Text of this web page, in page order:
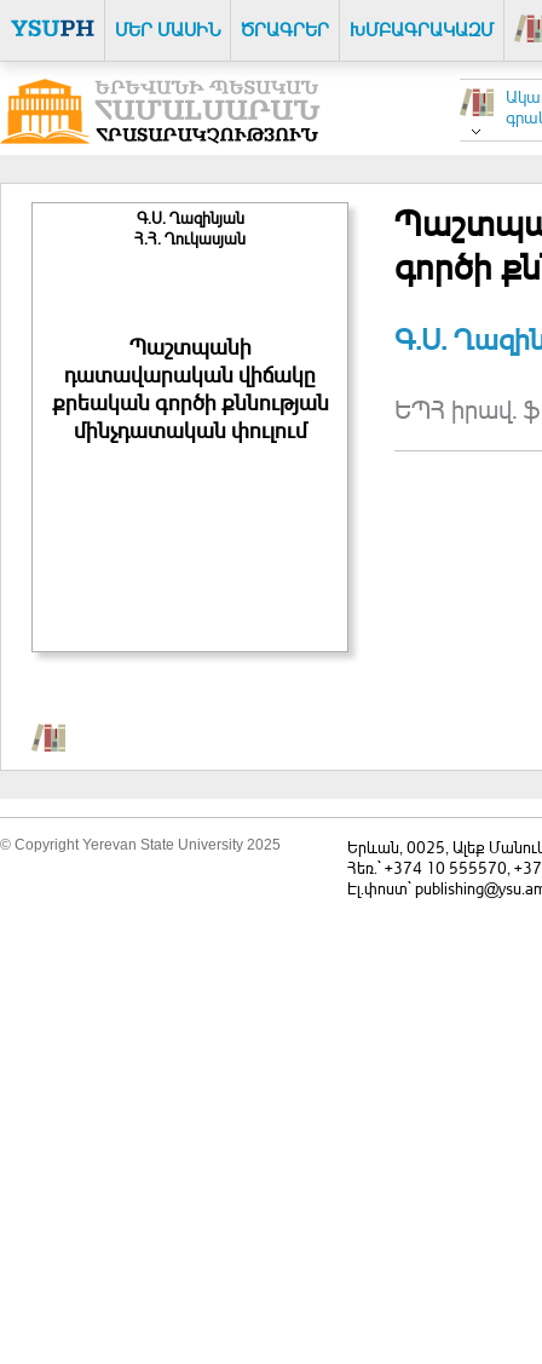
ՄԵՐ ՄԱՍԻՆ ԾՐԱԳՐԵՐ ԽՄԲԱԳՐԱԿԱԶՄ
Գ.Ս. Ղազինյան
Հ.Հ. Ղուկասյան
Պաշտպանի
դատավարական վիճակը
քրեական գործի քննության
մինչդատական փուլում
գործի
Գ.Ս.
ԵՊՀ իրավ.
© Copyright Yerevan State University 2025
Երևան, 0025, Ալեք
Հեռ.` +374 10 555570,
Էլ.փոստ`